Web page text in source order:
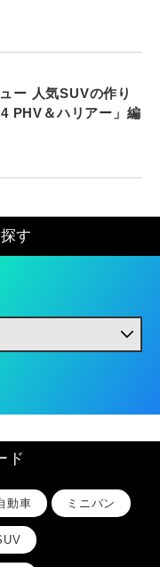
ー 人気SUVの作り
PHV＆ハリアー」編
す
ド
動車 ミニバン